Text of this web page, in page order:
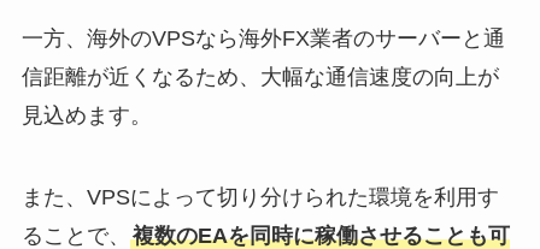
一方、海外のVPSなら海外FX業者のサーバーと通
信距離が近くなるため、大幅な通信速度の向上が
見込めます。
また、VPSによって切り分けられた環境を利用す
ることで、 複数のEAを同時に稼働させることも可